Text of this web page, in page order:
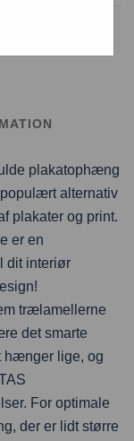
plakatophæng
alternativ
plakater og print.
er en
dit interiør
trælamellerne
det smarte
hænger lige, og
For optimale
der er lidt større